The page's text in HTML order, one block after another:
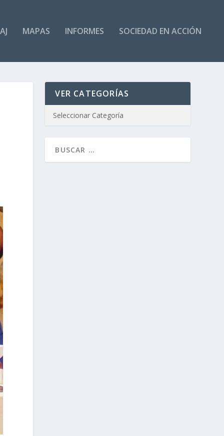
MAPAS INFORMES SOCIEDAD EN ACCIÓN
VER CATEGORÍAS